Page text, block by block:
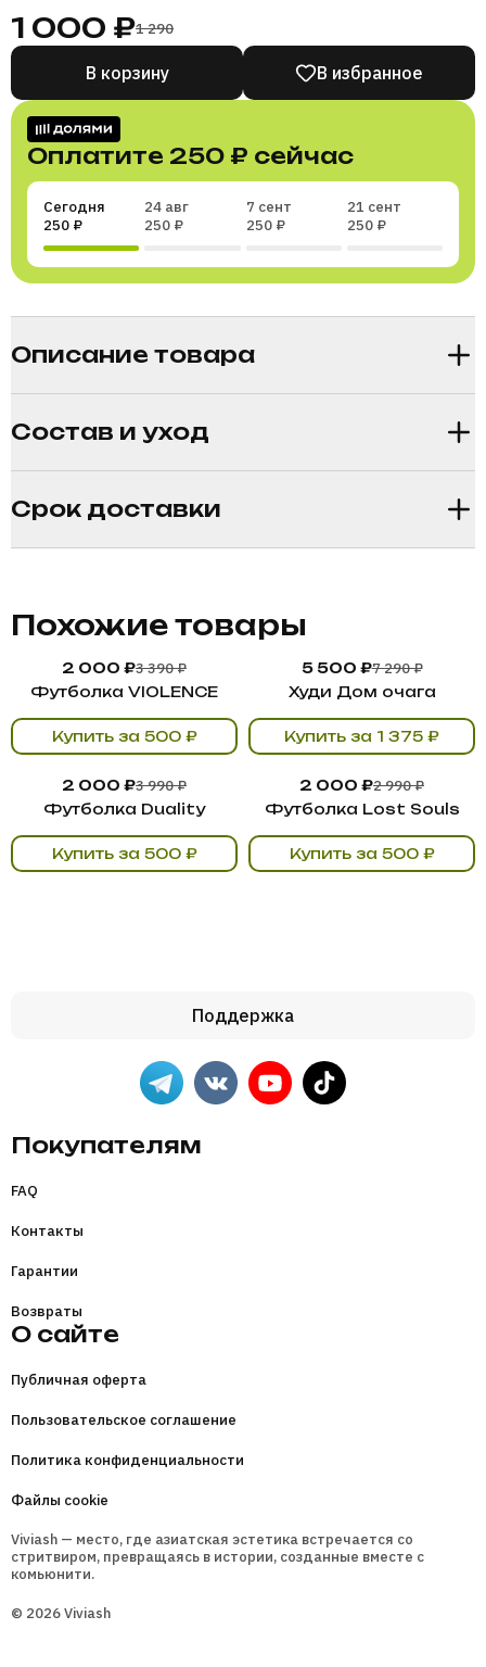
1 000 ₽1 290
В корзину В избранное
Оплатите 250 ₽ сейчас
Сегодня
250 ₽
24 авг
250 ₽
7 сент
250 ₽
21 сент
250 ₽
Описание товара
Состав и уход
Срок доставки
Похожие товары
2 000 ₽3 390 ₽
Футболка VIOLENCE
Купить за 500 ₽
5 500 ₽7 290 ₽
Худи Дом очага
Купить за 1 375 ₽
2 000 ₽3 990 ₽
Футболка Duality
Купить за 500 ₽
2 000 ₽2 990 ₽
Футболка Lost Souls
Купить за 500 ₽
Покупателям
FAQ
Контакты
Гарантии
Возвраты
О сайте
Публичная оферта
Пользовательское соглашение
Политика конфиденциальности
Файлы cookie
Viviash — место, где азиатская эстетика встречается со
стритвиром, превращаясь в истории, созданные вместе с
комьюнити.
© 2026 Viviash
Поддержка